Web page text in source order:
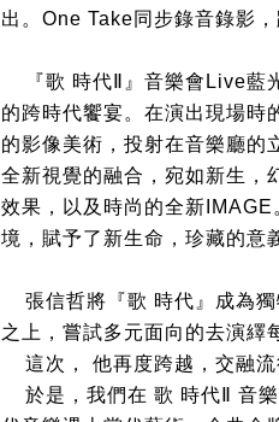
出。One Take同步錄音錄影
『歌 時代Ⅱ』音樂會Live藍
的跨時代饗宴。在演出現場時
的影像美術，投射在音樂廳的
全新視覺的融合，宛如新生，
效果，以及時尚的全新
境，賦予了新生命，珍藏的意
張信哲將『歌 時代』成為
之上，嘗試多元面向的去演繹
這次， 他再度跨越，交融流
於是，我們在 歌 時代Ⅱ 音